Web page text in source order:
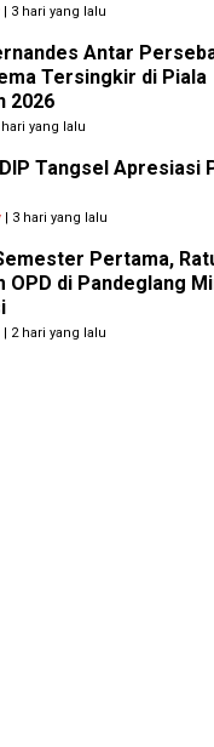
| 3 hari yang lalu
Antar
Tersingkir di Piala
2026
hari yang lalu
Tangsel Apresiasi
| 3 hari yang lalu
Pertama,
OPD di Pandeglang
| 2 hari yang lalu